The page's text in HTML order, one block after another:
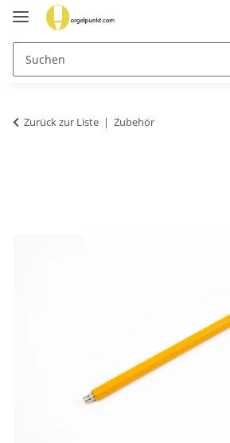
Zurück zur Liste Zubehör